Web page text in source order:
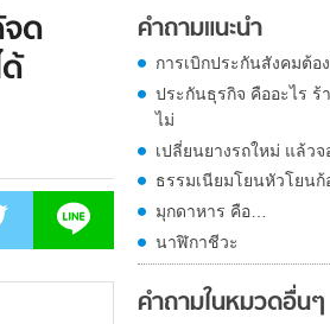
ด คำถามแนะนำ
การเบิกประกันสังคมต้อ
ประกันธุรกิจ คืออะไร ร้
ไม่
เปลี่ยนยางรถใหม่ แล้ว
ธรรมเนียมโยนหัวโยนก้
มุกดาหาร คือ…
นาฬิกาชีวะ
คำถามในหมวดอื่นๆ